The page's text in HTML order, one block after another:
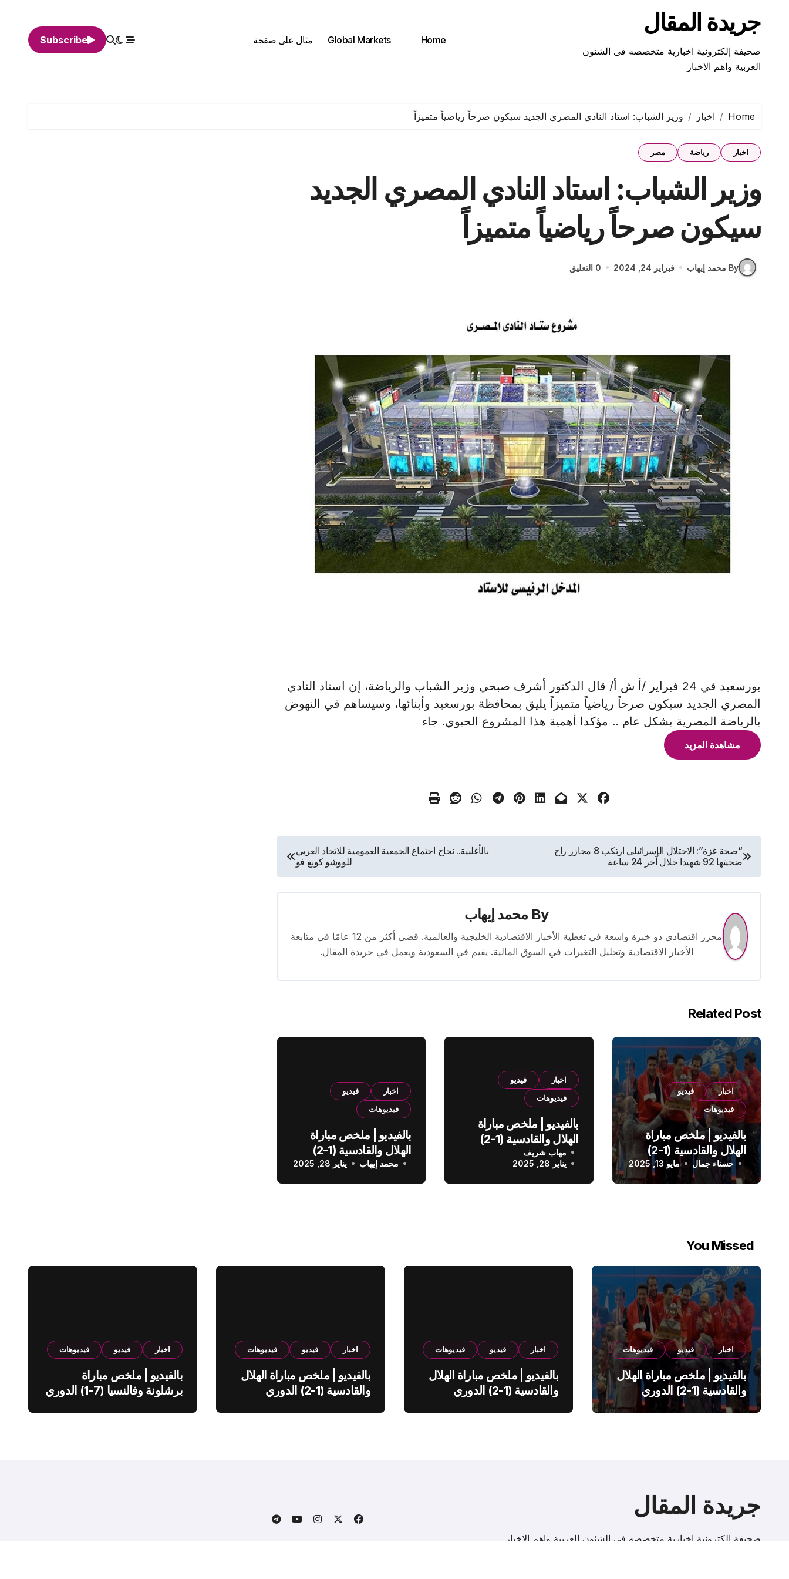
contentجريدة المقال
صحيفة إلكترونية اخبارية متخصصه فى الشئون
العربية واهم الاخبار
Home
Global Markets مثال على صفحة Subscribe
Home اخبار وزير الشباب: استاد النادي المصري الجديد سيكون صرحاً رياضياً متميزاً
اخبار رياضة مصر
وزير الشباب: استاد النادي المصري الجديد
سيكون صرحاً رياضياً متميزاً
By محمد إيهاب فبراير 24, 2024 0 التعليق
بورسعيد في 24 فبراير /أ ش أ/ قال الدكتور أشرف صبحي وزير الشباب والرياضة، إن استاد النادي
المصري الجديد سيكون صرحاً رياضياً متميزاً يليق بمحافظة بورسعيد وأبنائها، وسيساهم في النهوض
بالرياضة المصرية بشكل عام .. مؤكدا أهمية هذا المشروع الحيوي. جاء
مشاهدة المزيد
تصفّح
المقالات
“صحة غزة”: الاحتلال الإسرائيلي ارتكب 8 مجازر راح
ضحيتها 92 شهيدا خلال آخر 24 ساعة
بالأغلبية.. نجاح اجتماع الجمعية العمومية للاتحاد العربي
للووشو كونغ فو
By محمد إيهاب
محرر اقتصادي ذو خبرة واسعة في تغطية الأخبار الاقتصادية الخليجية والعالمية. قضى أكثر من 12 عامًا في متابعة
الأخبار الاقتصادية وتحليل التغيرات في السوق المالية. يقيم في السعودية ويعمل في جريدة المقال.
Related Post
اخبار
فيديو
فيديوهات
بالفيديو | ملخص مباراة
الهلال والقادسية (1-2)
الدوري السعودي
حسناء جمال مايو 13, 2025
اخبار
فيديو
فيديوهات
بالفيديو | ملخص مباراة
الهلال والقادسية (1-2)
الدوري السعودي
مهاب شريف
يناير 28, 2025
اخبار
فيديو
فيديوهات
بالفيديو | ملخص مباراة
الهلال والقادسية (1-2)
الدوري السعودي
محمد إيهاب يناير 28, 2025
You Missed
اخبار فيديو فيديوهات
بالفيديو | ملخص مباراة الهلال
والقادسية (1-2) الدوري
السعودي
اخبار فيديو فيديوهات
بالفيديو | ملخص مباراة الهلال
والقادسية (1-2) الدوري
اخبار فيديو فيديوهات
بالفيديو | ملخص مباراة الهلال
والقادسية (1-2) الدوري
اخبار فيديو فيديوهات
بالفيديو | ملخص مباراة
برشلونة وفالنسيا (7-1) الدوري
جريدة المقال
صحيفة إلكترونية اخبارية متخصصه فى الشئون العربية واهم الاخبار